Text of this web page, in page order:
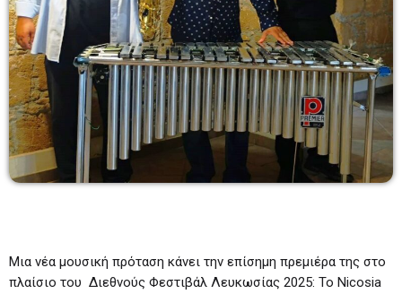
Μια νέα μουσική πρόταση κάνει την επίσημη πρεμιέρα της στο
πλαίσιο του Διεθνούς Φεστιβάλ Λευκωσίας 2025: Το Nicosia